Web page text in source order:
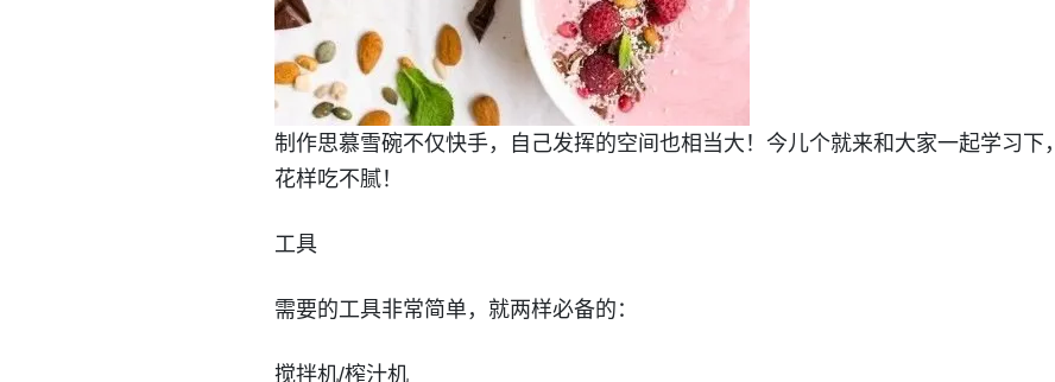
制作思慕雪碗不仅快手，自己发挥的空间也相当大！今儿个就来和大家一起学习下，
花样吃不腻！
工具
需要的工具非常简单，就两样必备的：
搅拌机/榨汁机